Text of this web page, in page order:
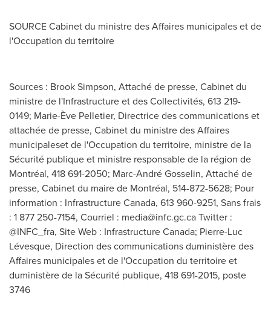
SOURCE Cabinet du ministre des Affaires municipales et de
l'Occupation du territoire
Sources : Brook Simpson, Attaché de presse, Cabinet du
ministre de l'Infrastructure et des Collectivités, 613 219-
0149; Marie-Ève Pelletier, Directrice des communications et
attachée de presse, Cabinet du ministre des Affaires
municipaleset de l'Occupation du territoire, ministre de la
Sécurité publique et ministre responsable de la région de
Montréal, 418 691-2050; Marc-André Gosselin, Attaché de
presse, Cabinet du maire de Montréal, 514-872-5628; Pour
information : Infrastructure Canada, 613 960-9251, Sans frais
: 1 877 250-7154, Courriel : media@infc.gc.caTwitter :
@INFC_fra, Site Web : Infrastructure Canada; Pierre-Luc
Lévesque, Direction des communications duministère des
Affaires municipales et de l'Occupation du territoire et
duministère de la Sécurité publique, 418 691-2015, poste
3746